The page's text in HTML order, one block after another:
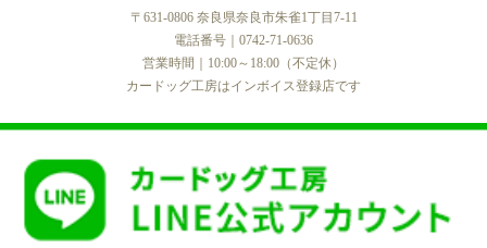
〒631-0806 奈良県奈良市朱雀1丁目7-11
電話番号｜0742-71-0636
営業時間｜10:00～18:00（不定休）
カードッグ工房はインボイス登録店です